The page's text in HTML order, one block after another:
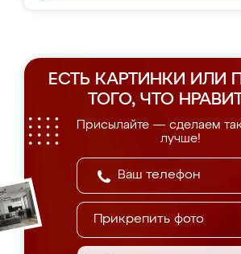
ЕСТЬ КАРТИНКИ ИЛИ
ТОГО, ЧТО
Присылайте — сделаем
лучше!
Прикрепить фото